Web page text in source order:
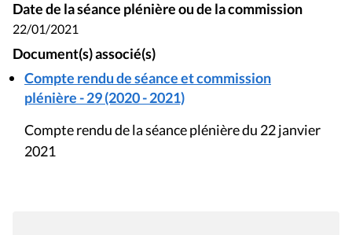
Date de la séance plénière ou de la commission
22/01/2021
Document(s) associé(s)
Compte rendu de séance et commission
plénière - 29 (2020 - 2021)
Compte rendu de la séance plénière du 22 janvier
2021